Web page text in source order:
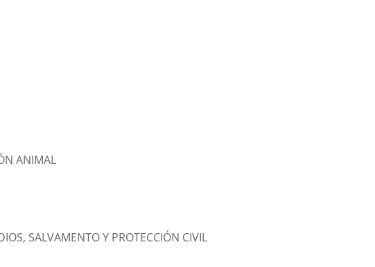
ANIMAL
SALVAMENTO Y PROTECCIÓN CIVIL